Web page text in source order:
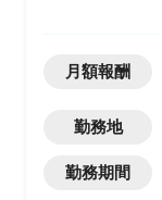
月額報酬
勤務地
勤務期間